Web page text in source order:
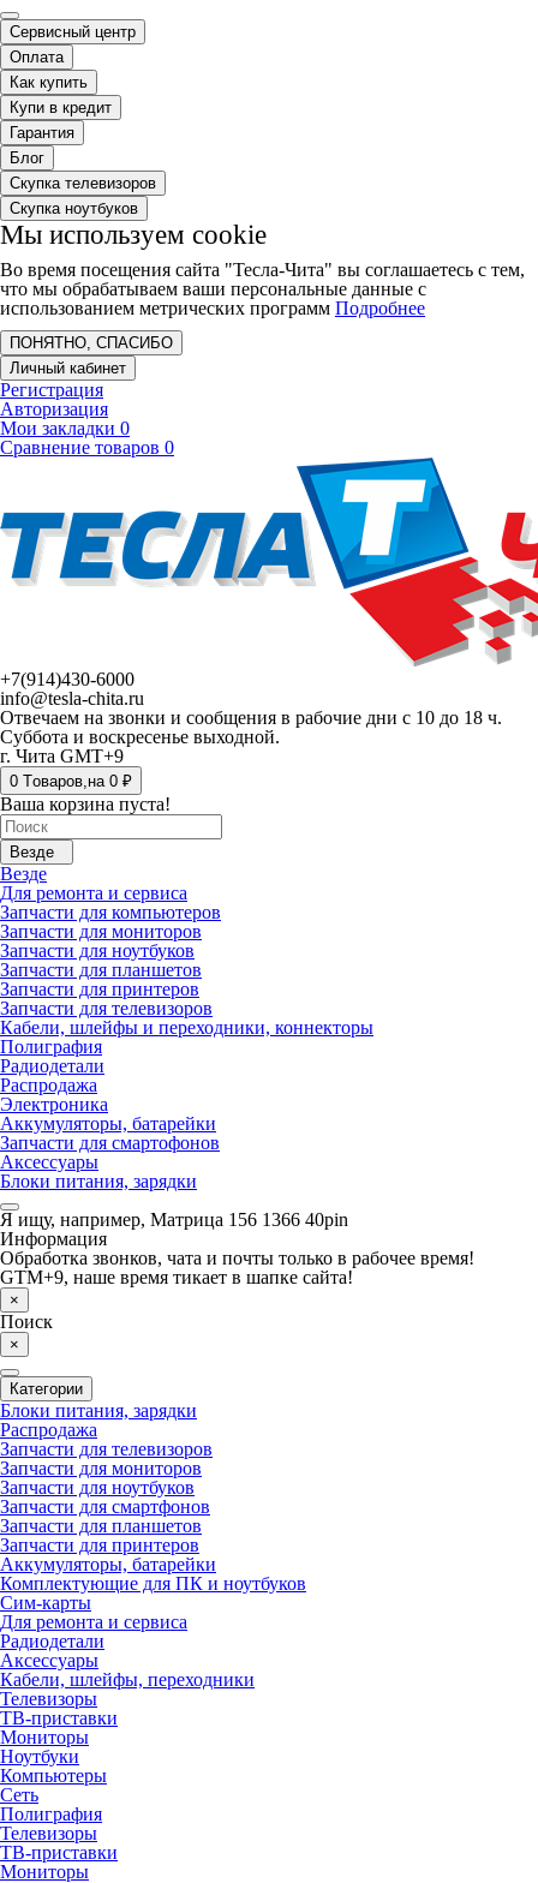
Сервисный центр
Оплата
Как купить
Купи в кредит
Гарантия
Блог
Скупка телевизоров
Скупка ноутбуков
Мы используем cookie
Во время посещения сайта "Тесла-Чита" вы соглашаетесь с тем,
что мы обрабатываем ваши персональные данные с
использованием метрических программ Подробнее
ПОНЯТНО, СПАСИБО
Личный кабинет
Регистрация
Авторизация
Мои закладки 0
Сравнение товаров 0
+7(914)430-6000
info@tesla-chita.ru
Отвечаем на звонки и сообщения в рабочие дни с 10 до 18 ч.
Суббота и воскресенье выходной.
г. Чита GMT+9
0 Tоваров,на 0 ₽
Ваша корзина пуста!
Везде
Везде
Для ремонта и сервиса
Запчасти для компьютеров
Запчасти для мониторов
Запчасти для ноутбуков
Запчасти для планшетов
Запчасти для принтеров
Запчасти для телевизоров
Кабели, шлейфы и переходники, коннекторы
Полиграфия
Радиодетали
Распродажа
Электроника
Аккумуляторы, батарейки
Запчасти для смартофонов
Аксессуары
Блоки питания, зарядки
Я ищу, например, Матрица 156 1366 40pin
Информация
Обработка звонков, чата и почты только в рабочее время!
GTM+9, наше время тикает в шапке сайта!
×
Поиск
×
Категории
Блоки питания, зарядки
Распродажа
Запчасти для телевизоров
Запчасти для мониторов
Запчасти для ноутбуков
Запчасти для смартфонов
Запчасти для планшетов
Запчасти для принтеров
Аккумуляторы, батарейки
Комплектующие для ПК и ноутбуков
Сим-карты
Для ремонта и сервиса
Радиодетали
Аксессуары
Кабели, шлейфы, переходники
Телевизоры
ТВ-приставки
Мониторы
Ноутбуки
Компьютеры
Сеть
Полиграфия
Телевизоры
ТВ-приставки
Мониторы